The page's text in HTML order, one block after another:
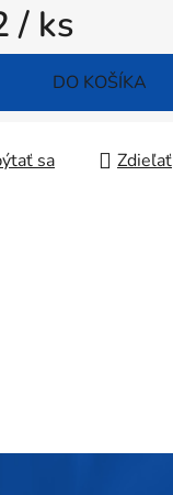
/ ks
DO KOŠÍKA
sa Zdieľať